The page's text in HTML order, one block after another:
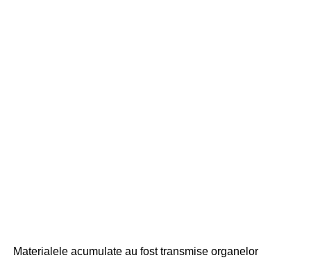
Materialele acumulate au fost transmise organelor